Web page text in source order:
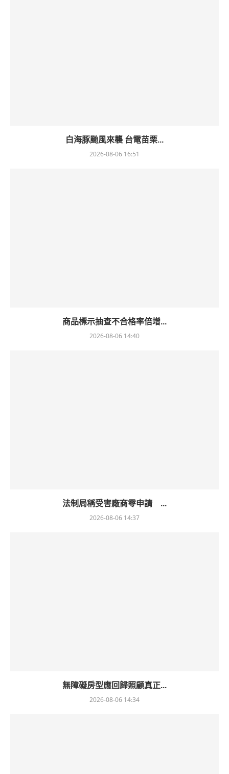
白海豚颱風來襲 台電苗栗...
2026-08-06 16:51
商品標示抽查不合格率倍增...
2026-08-06 14:40
法制局稱受害廠商零申請 ...
2026-08-06 14:37
無障礙房型應回歸照顧真正...
2026-08-06 14:34